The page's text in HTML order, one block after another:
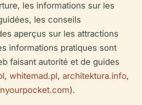
les informations sur les
les conseils
aperçus sur les attractions
informations pratiques sont
faisant autorité et de guides
, whitemad.pl, architektura.info,
).